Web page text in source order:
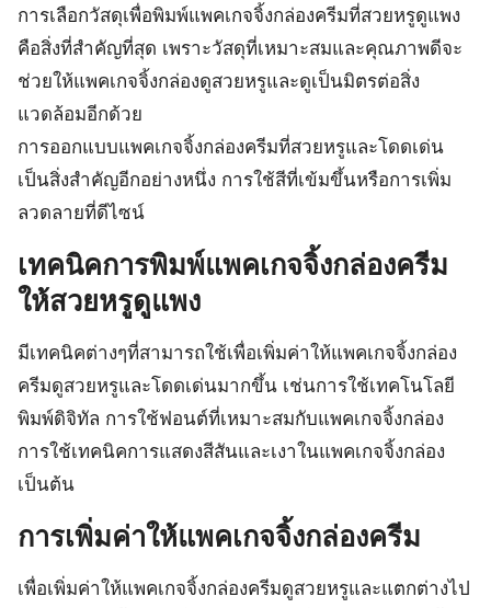
การเลือกวัสดุเพื่อพิมพ์แพคเกจจิ้งกล่องครีมที่สวยหรูดูแพง
คือสิ่งที่สำคัญที่สุด เพราะวัสดุที่เหมาะสมและคุณภาพดีจะ
ช่วยให้แพคเกจจิ้งกล่องดูสวยหรูและดูเป็นมิตรต่อสิ่ง
แวดล้อมอีกด้วย
การออกแบบแพคเกจจิ้งกล่องครีมที่สวยหรูและโดดเด่น
เป็นสิ่งสำคัญอีกอย่างหนึ่ง การใช้สีที่เข้มขึ้นหรือการเพิ่ม
ลวดลายที่ดีไซน์
เทคนิคการพิมพ์แพคเกจจิ้งกล่องครีม
ให้สวยหรูดูแพง
มีเทคนิคต่างๆที่สามารถใช้เพื่อเพิ่มค่าให้แพคเกจจิ้งกล่อง
ครีมดูสวยหรูและโดดเด่นมากขึ้น เช่นการใช้เทคโนโลยี
พิมพ์ดิจิทัล การใช้ฟอนต์ที่เหมาะสมกับแพคเกจจิ้งกล่อง
การใช้เทคนิคการแสดงสีสันและเงาในแพคเกจจิ้งกล่อง
เป็นต้น
การเพิ่มค่าให้แพคเกจจิ้งกล่องครีม
เพื่อเพิ่มค่าให้แพคเกจจิ้งกล่องครีมดูสวยหรูและแตกต่างไป